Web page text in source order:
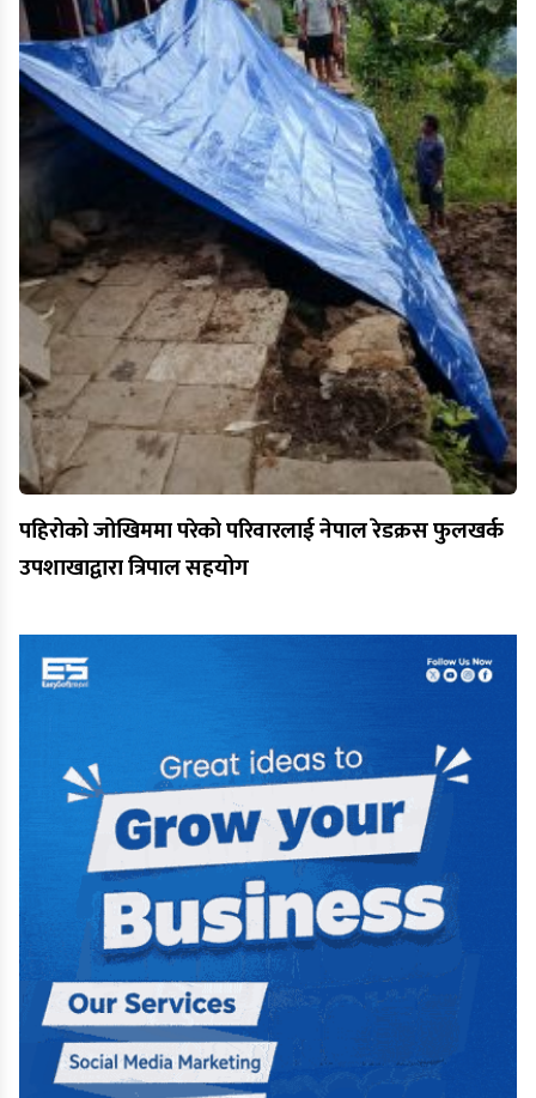
पहिरोको जोखिममा परेको परिवारलाई नेपाल रेडक्रस फुलखर्क
उपशाखाद्वारा त्रिपाल सहयोग